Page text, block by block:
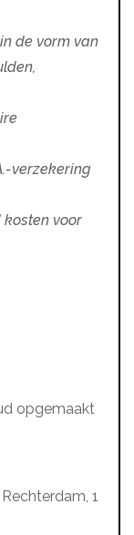
de vorm van
verzekering
kosten voor
opgemaakt
1